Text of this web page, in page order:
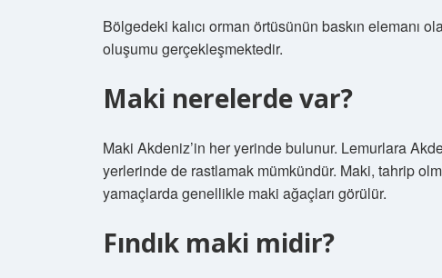
Bölgedeki kalıcı orman örtüsünün baskın elemanı
oluşumu gerçekleşmektedir.
Maki nerelerde var?
Maki Akdeniz’in her yerinde bulunur. Lemurlara
yerlerinde de rastlamak mümkündür. Maki, tahrip
yamaçlarda genellikle maki ağaçları görülür.
Fındık maki midir?